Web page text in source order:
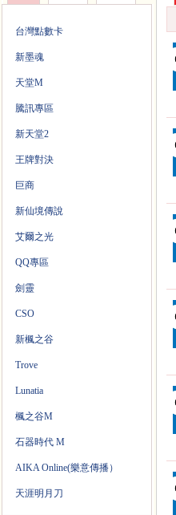
台灣點數卡
新墨魂
天堂M
騰訊專區
新天堂2
王牌對決
巨商
新仙境傳說
艾爾之光
QQ專區
劍靈
CSO
新楓之谷
Trove
Lunatia
楓之谷M
石器時代 M
AIKA Online(樂意傳播）
天涯明月刀